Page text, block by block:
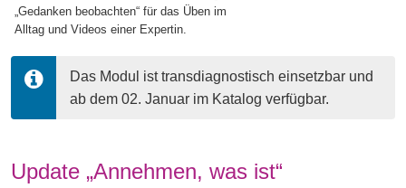
„Gedanken beobachten“ für das Üben im
Alltag und Videos einer Expertin.
Das Modul ist transdiagnostisch einsetzbar und
ab dem 02. Januar im Katalog verfügbar.
Update „Annehmen, was ist“